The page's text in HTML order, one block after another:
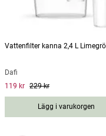
Vattenfilter kanna 2,4 L
Dafi
Current price
119 kr 229 kr
Lägg i varukorgen